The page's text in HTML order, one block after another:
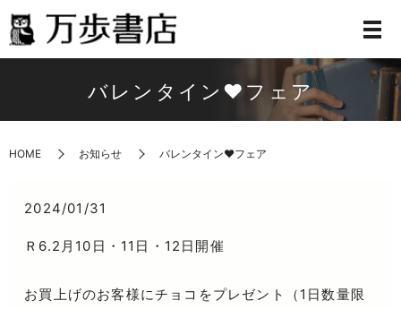
バレンタイン♥フェア
HOME お知らせ バレンタイン♥フェア
2024/01/31
Ｒ6.2月10日・11日・12日開催
お買上げのお客様にチョコをプレゼント（1日数量限